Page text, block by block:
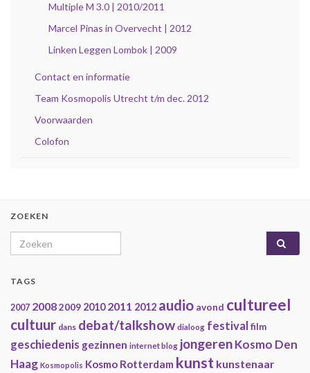
Multiple M 3.0 | 2010/2011
Marcel Pinas in Overvecht | 2012
Linken Leggen Lombok | 2009
Contact en informatie
Team Kosmopolis Utrecht t/m dec. 2012
Voorwaarden
Colofon
ZOEKEN
Search for:
TAGS
2007 20082009 2010 2011 2012 audio avond cultureel
cultuur dans debat/talkshow dialoog festival film
geschiedenis gezinnen internet blog jongerenKosmo Den
Haag Kosmopolis Kosmo Rotterdam kunst kunstenaar